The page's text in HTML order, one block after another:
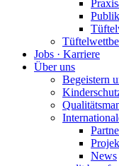
Jobs · Karriere
Über uns
Begeistern
News